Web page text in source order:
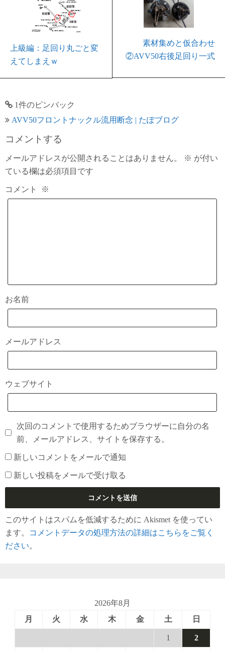
上級編：足回り丸ごと変
えてしまえｗ
素材集めと仮合わせ
②AVV50右後足回り一式
1件のピンバック
AVV50フロントナックル流用断念 | たぽブログ
コメントする
メールアドレスが公開されることはありません。 ※ が付い
ている欄は必須項目です
コメント ※
お名前
メールアドレス
ウェブサイト
次回のコメントで使用するためブラウザーに自分の名
前、メールアドレス、サイトを保存する。
新しいコメントをメールで通知
新しい投稿をメールで受け取る
このサイトはスパムを低減するために Akismet を使ってい
ます。
コメントデータの処理方法の詳細はこちらをご覧く
ださい。
2026年8月
月
火 水 木 金 土 日
1 2